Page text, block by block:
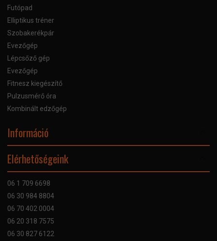
Futópad
Elliptikus tréner
Szobakerékpár
Evezőgép
Lépcsőző gép
Evezőgép
Fitnesz kiegészítő
Pulzusmérő óra
Kombinált edzőgép
Információ
Bankkártyás fizetés
Elérhetőségeink
06 1 709 6698
06 30 984 8804
06 70 402 0004
06 20 318 7575
06 30 827 6122